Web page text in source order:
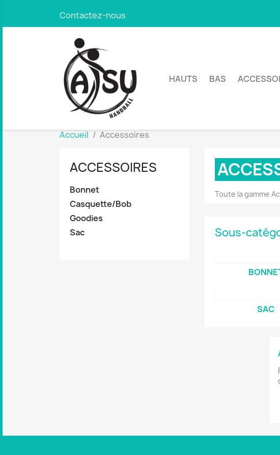
Contactez-nous
HAUTS BAS
Accueil Accessoires
ACCESSOIRES
Bonnet
Casquette/Bob
Goodies
Sac
Toute la gamme
Sous-
SAC